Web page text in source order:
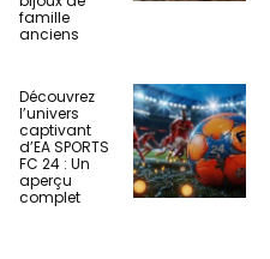
famille
anciens
Découvrez
l’univers
captivant
d’EA SPORTS
FC 24 : Un
aperçu
complet